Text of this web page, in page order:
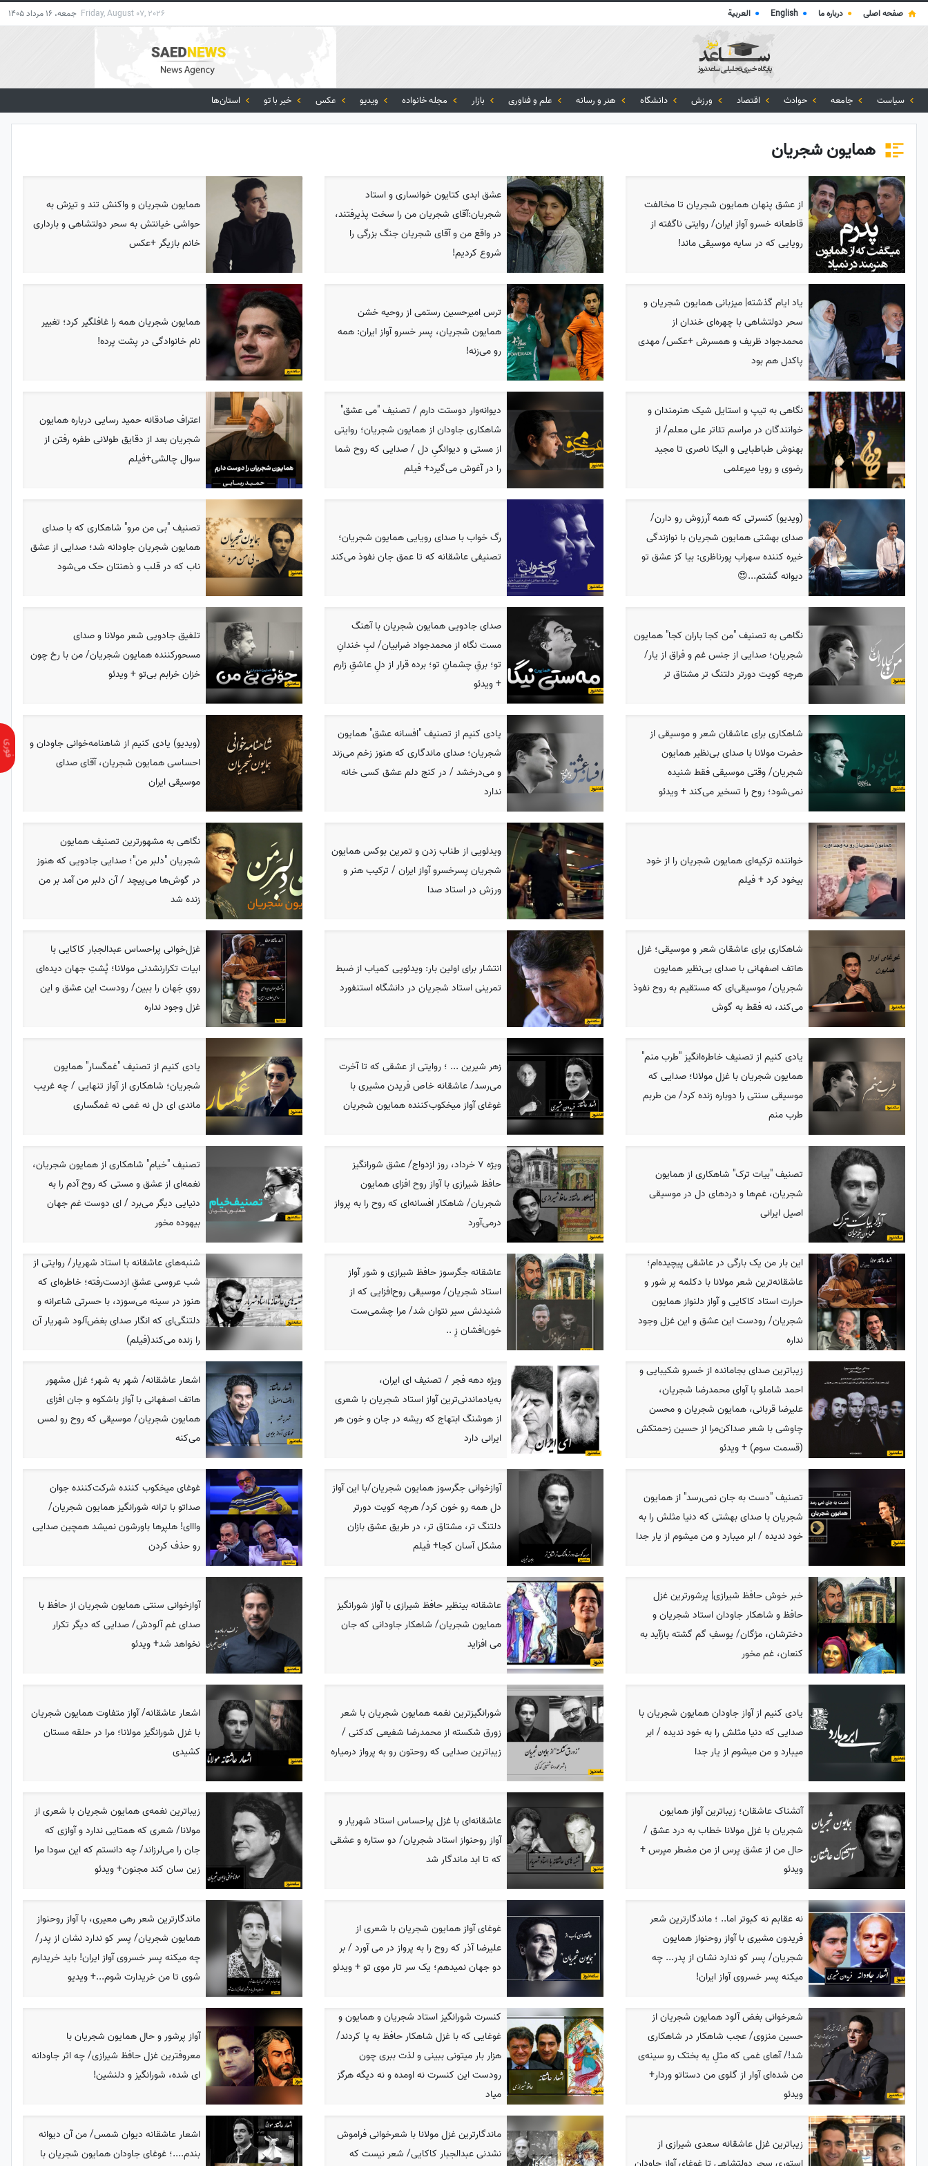
صفحه اصلی ● درباره ما ●
English
● العربية Friday, August 07, 2026 جمعه، 16 مرداد 1405
سیاست جامعه حوادث اقتصاد ورزش دانشگاه هنر و رسانه علم و فناوری بازار مجله خانواده ویدیو عکس خبر با تو استان‌ها
همایون شجریان
از عشق پنهان همایون شجریان تا مخالفت
قاطعانه خسرو آواز ایران/ روایتی ناگفته از
رویایی که در سایه موسیقی ماند!
عشق ابدی کتایون خوانساری و استاد
شجریان:آقای شجریان من را سخت پذیرفتند،
در واقع من و آقای شجریان جنگ بزرگی را
شروع کردیم!
همایون شجریان و واکنش تند و تیزش به
حواشی خیانتش به سحر دولتشاهی و بارداری
خانم بازیگر +عکس
یاد ایام گذشته| میزبانی همایون شجریان و
سحر دولتشاهی با چهره‌ای خندان از
محمدجواد ظریف و همسرش +عکس/ مهدی
پاکدل هم بود
ترس امیرحسین رستمی از روحیه خشن
همایون شجریان، پسر خسرو آواز ایران: همه
رو می‌زنه!
همایون شجریان همه را غافلگیر کرد؛ تغییر
نام خانوادگی در پشت پرده!
نگاهی به تیپ و استایل شیک هنرمندان و
خوانندگان در مراسم تئاتر علی معلم/ از
بهنوش طباطبایی و الیکا ناصری تا مجید
رضوی و رویا میرعلمی
دیوانه‌وار دوستت دارم / تصنیف "می عشق"
شاهکاری جاودان از همایون شجریان؛ روایتی
از مستی و دیوانگیِ دل / صدایی که روح شما
را در آغوش می‌گیرد+ فیلم
اعتراف صادقانه حمید رسایی درباره همایون
شجریان بعد از دقایق طولانی طفره رفتن از
سوال چالشی+فیلم
(ویدیو) کنسرتی که همه آرزوش رو دارن/
صدای بهشتی همایون شجریان با نوازندگی
خیره کننده سهراب پورناظری: بیا کز عشق تو
دیوانه گشتم...😍
رگ خواب با صدای رویایی همایون شجریان؛
تصنیفی عاشقانه که تا عمق جان نفوذ می‌کند
تصنیف "بی من مرو" شاهکاری که با صدای
همایون شجریان جاودانه شد؛ صدایی از عشق
ناب که در قلب و ذهنتان حک می‌شود
نگاهی به تصنیف "من کجا باران کجا" همایون
شجریان؛ صدایی از جنس غم و فراق از یار/
هرچه کویت دورتر دلتنگ تر مشتاق تر
صدای جادویی همایون شجریان با آهنگ
مست نگاه از محمدجواد ضرابیان/ لبِ خندانِ
تو؛ برقِ چشمانِ تو؛ برده قرار از دلِ عاشقِ زارم
+ ویدئو
تلفیق جادویی شعر مولانا و صدای
مسحورکننده همایون شجریان/ من با رخ چون
خزان خرابم بی‌تو + ویدئو
شاهکاری برای عاشقان شعر و موسیقی از
حضرت مولانا با صدای بی‌نظیر همایون
شجریان/ وقتی موسیقی فقط شنیده
نمی‌شود؛ روح را تسخیر می‌کند + ویدئو
یادی کنیم از تصنیف "افسانه عشق" همایون
شجریان؛ صدای ماندگاری که هنوز زخم می‌زند
و می‌درخشد / در کنج دلم عشق کسی خانه
ندارد
(ویدیو) یادی کنیم از شاهنامه‌خوانی جاودان و
احساسی همایون شجریان، آقای صدای
موسیقی ایران
خواننده‌ ترکیه‌ای همایون شجریان را از خود
بیخود کرد + فیلم
ویدئویی از طناب زدن و تمرین بوکس همایون
شجریان پسرخسرو آواز ایران / ترکیب هنر و
ورزش در استاد صدا
نگاهی به مشهورترین تصنیف همایون
شجریان "دلبر من"؛ صدایی جادویی که هنوز
در گوش‌ها می‌پیچد / آن دلبر من آمد بر من
زنده شد
شاهکاری برای عاشقان شعر و موسیقی؛ غزل
هاتف اصفهانی با صدای بی‌نظیر همایون
شجریان/ موسیقی‌ای که مستقیم به روح نفوذ
می‌کند، نه فقط به گوش
انتشار برای اولین بار: ویدئویی کمیاب از ضبط
تمرینی استاد شجریان در دانشگاه استنفورد
غزل‌خوانی پراحساس عبدالجبار کاکایی با
ابیات تکرارنشدنی مولانا؛ پُشتِ جهان دیده‌ای
رویِ جَهان را ببین/ رودست این عشق و این
غزل وجود نداره
یادی کنیم از تصنیف خاطره‌‎انگیز "طرب منم"
همایون شجریان با غزل مولانا؛ صدایی که
موسیقی سنتی را دوباره زنده کرد/ من طربم
طرب منم
زهر شیرین ... ؛ روایتی از عشقی که تا آخرت
می‌رسد/ عاشقانه خاص فریدن مشیری با
غوغای آواز میخکوب‌کننده همایون شجریان
یادی کنیم از تصنیف "غمگسار" همایون
شجریان؛ شاهکاری از آواز تنهایی / چه غریب
ماندی ای دل نه غمی نه غمگساری
تصنیف "بیات ترک" شاهکاری از همایون
شجریان، غم‌ها و دردهای دل در موسیقی
اصیل ایرانی
ویژه 7 خرداد، روز ازدواج/ عشق شورانگیز
حافظ شیرازی با آواز روح افزای همایون
شجریان/ شاهکار افسانه‌ای که روح را به پرواز
درمی‌آورد
تصنیف "خیام" شاهکاری از همایون شجریان،
نغمه‌ای از عشق و مستی که روح آدم را به
دنیایی دیگر می‌برد / ای دوست غم جهان
بیهوده مخور
این بار من یک بارگی در عاشقی پیچیده‌ام؛
عاشقانه‌ترین شعر مولانا با دکلمه پر شور و
حرارت استاد کاکایی و آواز دلنواز همایون
شجریان/ رودست این عشق و این غزل وجود
نداره
عاشقانه جگرسوز حافظ شیرازی و شور آواز
استاد شجریان/ موسیقی روح‌افزایی که از
شنیدنش سیر نتوان شد/ مرا چشمی‌ست
خون‌افشان زِ ..
شنبه‌های عاشقانه با استاد شهریار/ روایتی از
شب عروسی عشقِ از‌دست‌رفته؛ خاطره‌ای که
هنوز در سینه می‌سوزد، با حسرتی شاعرانه و
دلتنگی‌ای که انگار صدای بغض‌آلود شهریار آن
را زنده می‌کند(فیلم)
زیباترین صدای بجامانده از خسرو شکیبایی و
احمد شاملو با آوای محمدرضا شجریان،
علیرضا قربانی، همایون شجریان و محسن
چاوشی با شعر صداکن‌مرا از حسین زحمتکش
(قسمت سوم) + ویدئو
ویژه دهه فجر / تصنیف ای ایران،
به‌یادماندنی‌ترین آواز استاد شجریان با شعری
از هوشنگ ابتهاج که ریشه در جان و خون هر
ایرانی دارد
اشعار عاشقانه/ شهر به شهر؛ غزل مشهور
هاتف اصفهانی با آواز باشکوه و جان افزای
همایون شجریان/ موسیقی‌ که روح رو لمس
می‌کنه
تصنیف "دست به جان نمی‌رسد" از همایون
شجریان با صدای بهشتی که دنیا مثلش را به
خود ندیده / ابر میبارد و من میشوم از یار جدا
آوازخوانی جگرسوز همایون شجریان/با این آواز
دل همه رو خون کرد/ هرچه کویت دورتر
دلتنگ تر، مشتاق تر، در طریق عشق بازان
مشکل آسان کجا+ فیلم
غوغای میخکوب کننده شرکت‌کننده جوان
صداتو با ترانه شورانگیز همایون شجریان/
وااای! هلپرها باورشون نمیشد همچین صدایی
رو حذف کردن
خبر خوش حافظ شیرازی| پرشورترین غزل
حافظ و شاهکار جاودان استاد شجریان و
دخترشان، مژگان/ یوسفِ گم گشته بازآید به
کنعان، غم مخور
عاشقانه بینظیر حافظ شیرازی با آواز شورانگیز
همایون شجریان/ شاهکار جاودانی که جان
می افزاید
آوازخوانی سنتی همایون شجریان از حافظ با
صدای غم آلودش/ صدایی که دیگر تکرار
نخواهد شد+ ویدئو
یادی کنیم از آواز جاودان همایون شجریان با
صدایی که دنیا مثلش را به خود ندیده / ابر
میبارد و من میشوم از یار جدا
شورانگیزترین نغمه همایون شجریان با شعر
زورق شکسته از محمدرضا شفیعی کدکنی /
زیباترین صدایی که روحتون رو به پرواز درمیاره
اشعار عاشقانه/ آواز متفاوت همایون شجریان
با غزل شورانگیز مولانا؛ مرا در حلقه مستان
کشیدی
آتشناک عاشقان؛ زیباترین آواز همایون
شجریان با غزل مولانا خطاب به درد عشق /
حال من از عشق پرس از من مضطر مپرس +
ویدئو
عاشقانه‌ای با غزل پراحساس استاد شهریار و
آواز روحنواز استاد شجریان/ دو ستاره و عشقی
که تا ابد ماندگار شد
زیباترین نغمه‌ی همایون شجریان با شعری از
مولانا/ شعری که همتایی ندارد و آوازی که
جان را می‌لرزاند/ چه دانستم که این سودا مرا
زین سان کند مجنون+ ویدئو
نه عقابم نه کبوتر اما.. ؛ ماندگارترین شعر
فریدون مشیری با آواز روحنواز همایون
شجریان/ پسر کو ندارد نشان از پدر... چه
میکنه پسر خسروی آواز ایران!
غوغای آواز همایون شجریان با شعری از
علیرضا آذر که روح را به پرواز در می آورد / بر
دو جهان نمیدهم؛ یک سر تار موی تو + ویدئو
ماندگارترین شعر رهی معیری، با آواز روحنواز
همایون شجریان/ پسر کو ندارد نشان از پدر/
چه میکنه پسر خسروی آواز ایران! باید خریدارم
شوی تا من خریدارت شوم...+ ویدیو
شعرخوانی بغض آلود همایون شجریان از
حسین منزوی/ عجب شاهکار در شاهکاری
شد!/ آهای غمی که مثلِ یه بختک رو سینه‌ی
من شده‌ای آوار از گلوی من دستاتو وردار+
ویدئو
کنسرت شورانگیز استاد شجریان و همایون و
غوغایی که با غزل شاهکار حافظ به پا کردند/
هزار بار میتونی ببینی و لذت ببری چون
رودست این کنسرت نه اومده و نه دیگه هرگز
میاد
آواز پرشور و حال همایون شجریان با
معروفترین غزل حافظ شیرازی/ چه اثر جاودانه
ای شده، شورانگیز و دلنشین!
زیباترین غزل عاشقانه سعدی شیرازی از
ماندگارترین غزل مولانا با شعرخوانی فراموش
نشدنی عبدالجبار کاکایی/ شعر نیست که
اشعار عاشقانه دیوان شمس/ من آن دیوانه
بندم....؛ غوغای جاودان همایون شجریان با